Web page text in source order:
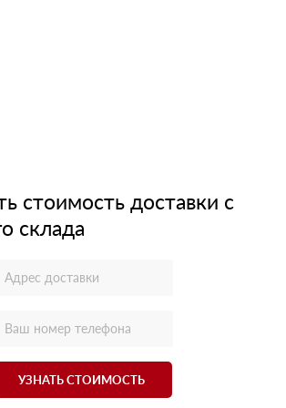
стоимость доставки с
склада
УЗНАТЬ СТОИМОСТЬ